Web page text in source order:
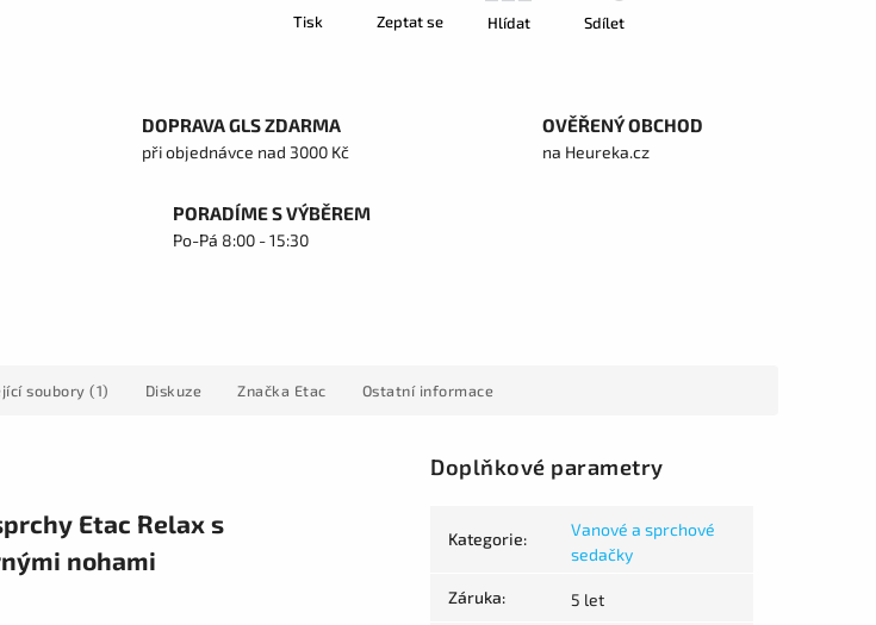
Tisk Zeptat se Hlídat Sdílet
DOPRAVA GLS ZDARMA
při objednávce nad 3000 Kč
OVĚŘENÝ OBCHOD
na Heureka.cz
PORADÍME S VÝBĚREM
Po-Pá 8:00 - 15:30
soubory (1) Diskuze Značka Etac Ostatní informace
Etac Relax s
nohami
Doplňkové parametry
Kategorie:
Vanové a sprchové
sedačky
Záruka: 5 let